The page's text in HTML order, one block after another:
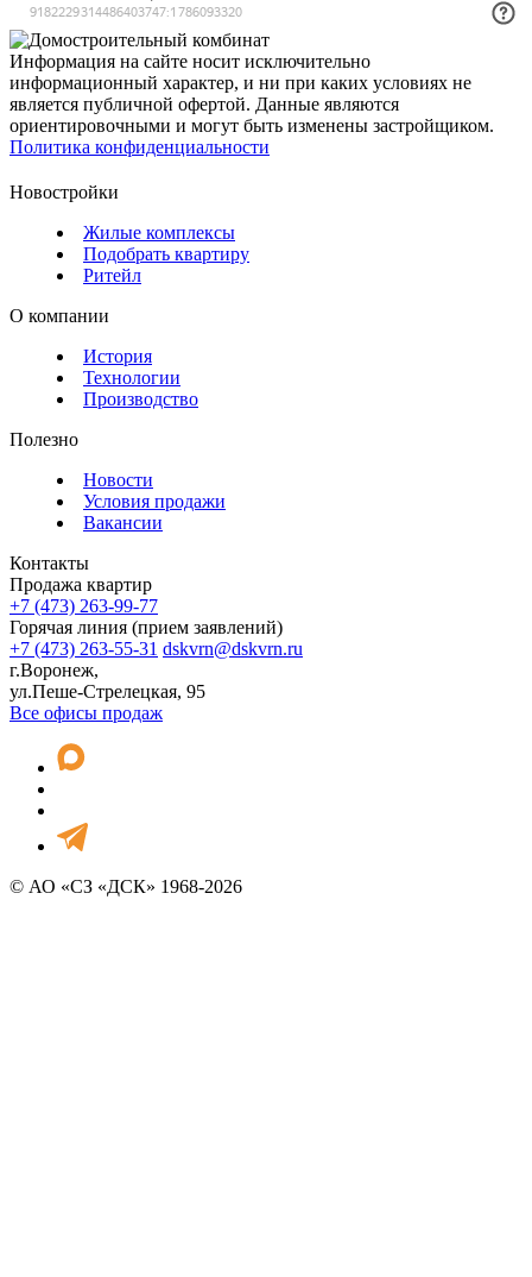
Информация на сайте носит исключительно
информационный характер, и ни при каких условиях не
является публичной офертой. Данные являются
ориентировочными и могут быть изменены застройщиком.
Политика конфиденциальности
Новостройки
Жилые комплексы
Подобрать квартиру
Ритейл
О компании
История
Технологии
Производство
Полезно
Новости
Условия продажи
Вакансии
Контакты
Продажа квартир
+7 (473) 263-99-77
Горячая линия (прием заявлений)
+7 (473) 263-55-31 dskvrn@dskvrn.ru
г.Воронеж,
ул.Пеше-Стрелецкая, 95
Все офисы продаж
© АО «СЗ «ДСК» 1968-2026